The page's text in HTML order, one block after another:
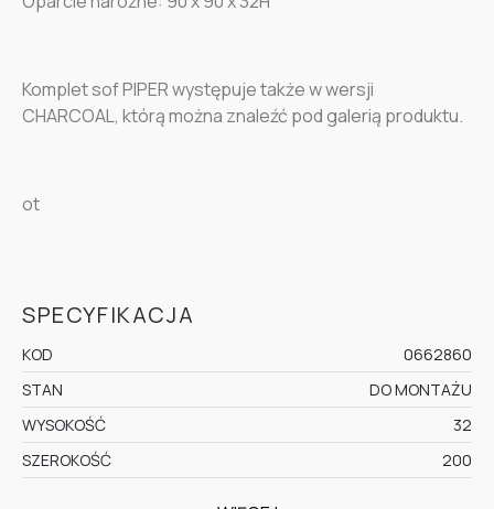
Komplet sof PIPER występuje także w wersji
CHARCOAL, którą można znaleźć pod galerią produktu.
ot
SPECYFIKACJA
KOD
0662860
STAN
DO MONTAŻU
WYSOKOŚĆ
32
SZEROKOŚĆ
200